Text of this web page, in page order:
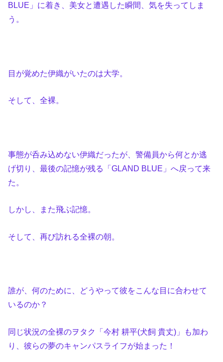
BLUE」に着き、美女と遭遇した瞬間、気を失ってしま
う。
目が覚めた伊織がいたのは大学。
そして、全裸。
事態が呑み込めない伊織だったが、警備員から何とか逃
げ切り、最後の記憶が残る「GLAND BLUE」へ戻って来
た。
しかし、また飛ぶ記憶。
そして、再び訪れる全裸の朝。
誰が、何のために、どうやって彼をこんな目に合わせて
いるのか？
同じ状況の全裸のヲタク「今村 耕平(犬飼 貴丈)」も加わ
り、彼らの夢のキャンパスライフが始まった！